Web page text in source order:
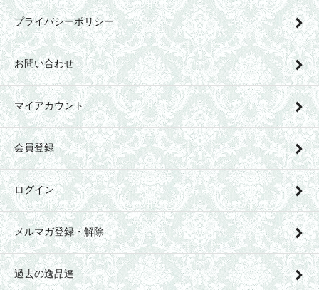
プライバシーポリシー
お問い合わせ
マイアカウント
会員登録
ログイン
メルマガ登録・解除
過去の逸品達